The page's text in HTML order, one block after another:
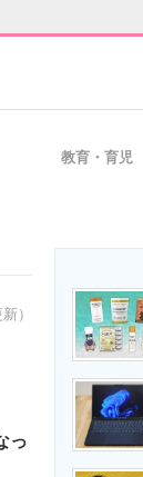
リーダーのコミュニティ
業のIT導入・活用を支援
教育・育児
）
っ